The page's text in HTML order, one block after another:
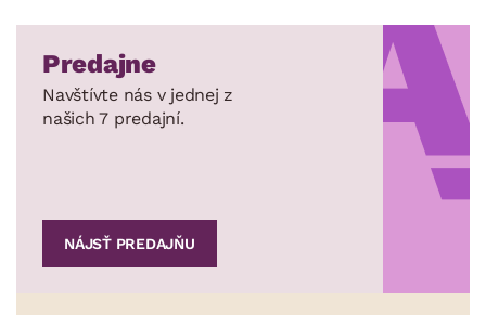
Predajne
Navštívte nás v jednej z
našich 7 predajní.
NÁJSŤ PREDAJŇU